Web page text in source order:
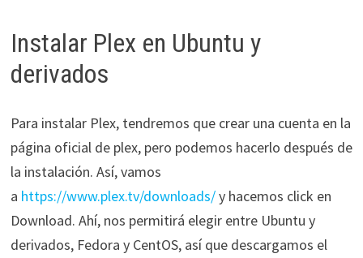
Instalar Plex en Ubuntu y
derivados
Para instalar Plex, tendremos que crear una cuenta en la
página oficial de plex, pero podemos hacerlo después de
la instalación. Así, vamos
a https://www.plex.tv/downloads/y hacemos click en
Download. Ahí, nos permitirá elegir entre Ubuntu y
derivados, Fedora y CentOS, así que descargamos el